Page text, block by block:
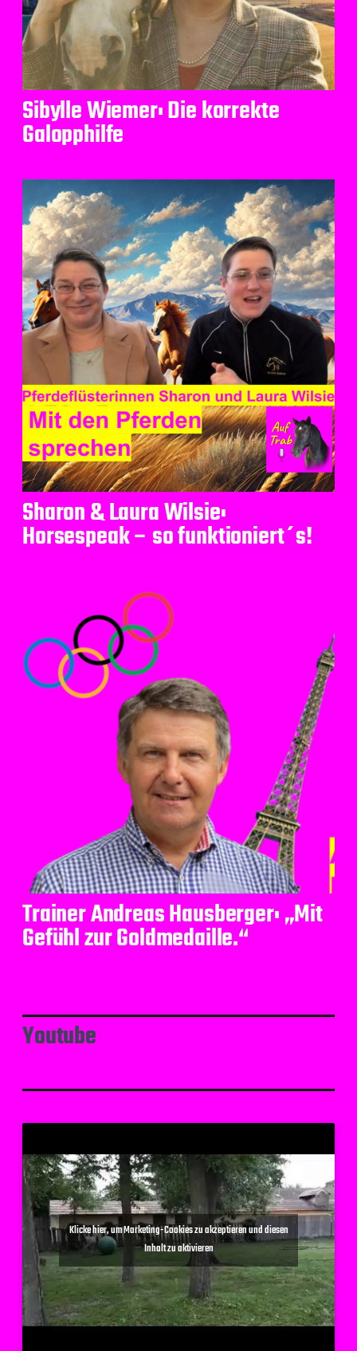
Sibylle Wiemer: Die korrekte
Galopphilfe
Sharon & Laura Wilsie:
Horsespeak – so funktioniert´s!
Trainer Andreas Hausberger: „Mit
Gefühl zur Goldmedaille.“
Youtube
Klicke hier, um Marketing-Cookies zu akzeptieren und diesen
Inhalt zu aktivieren